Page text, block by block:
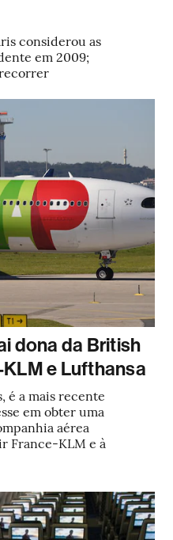
considerou as
em 2009;
dona da British
e Lufthansa
é a mais recente
em obter uma
aérea
France-KLM e à